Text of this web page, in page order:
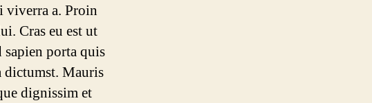
viverra a. Proin
Cras eu est ut
porta quis
dictumst. Mauris
dignissim et